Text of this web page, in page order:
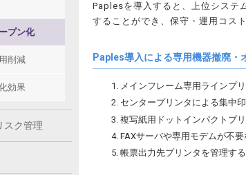
Paplesを導入すると、上位システ
することができ、保守・運用コス
Paples導入による専用機器撤廃・
メインフレーム専用ラインプ
センタープリンタによる集中
複写紙用ドットインパクトプ
FAXサーバや専用モデムが不要
帳票出力先プリンタを管理す
プン化
削減
効果
スク管理